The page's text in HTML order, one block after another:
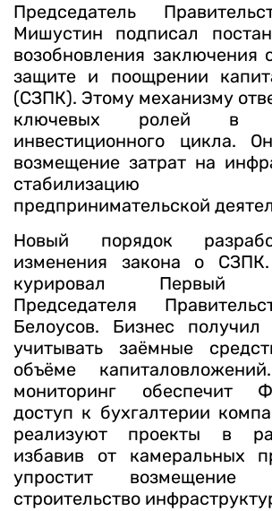
Председатель
Мишустин подписал
возобновления заключения
защите и поощрении
(СЗПК). Этому механизму
ключевых ролей в
инвестиционного цикла.
возмещение затрат на
стабилизацию
предпринимательской
Новый порядок
изменения закона о
курировал Первый
Председателя
Белоусов. Бизнес получил
учитывать заёмные
объёме
мониторинг обеспечит
доступ к бухгалтерии
реализуют проекты в
избавив от камеральных
упростит возмещение
строительство